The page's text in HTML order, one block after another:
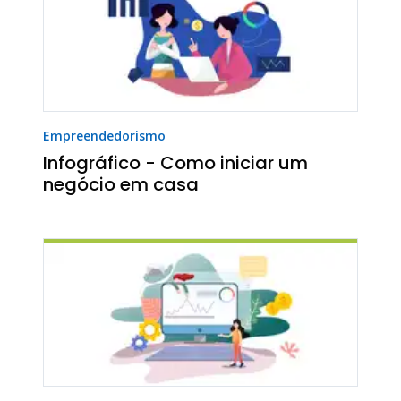
Empreendedorismo
Infográfico - Como iniciar um
negócio em casa